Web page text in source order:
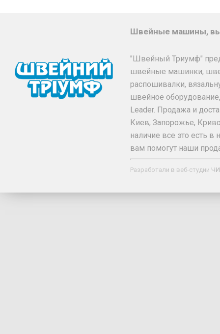
Швейные машины,
"Швейный Триумф"
швейные машинки,
распошивалки,
швейное
Leader. Продажа и
Киев, Запорожье,
наличие все это есть
вам помогут наши
Разработали в веб-студии